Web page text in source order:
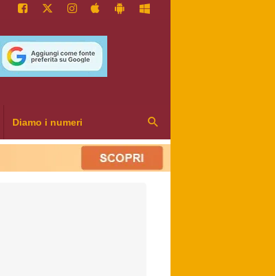
Diamo i numeri